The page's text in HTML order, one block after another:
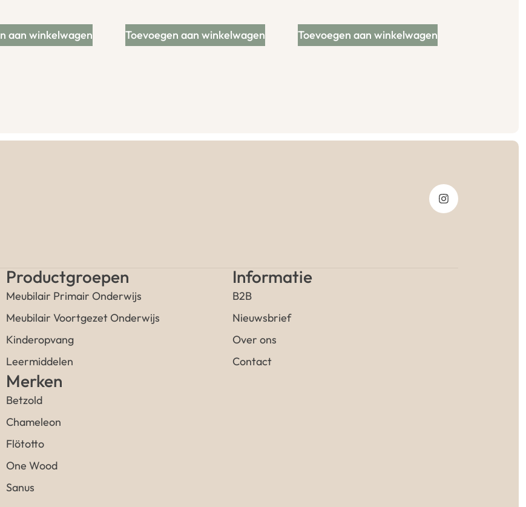
aan winkelwagen Toevoegen aan winkelwagen Toevoegen aan winkelwagen
Productgroepen
Meubilair Primair Onderwijs
Meubilair Voortgezet Onderwijs
Kinderopvang
Leermiddelen
Merken
Betzold
Chameleon
Flötotto
One Wood
Sanus
Informatie
B2B
Nieuwsbrief
Over ons
Contact